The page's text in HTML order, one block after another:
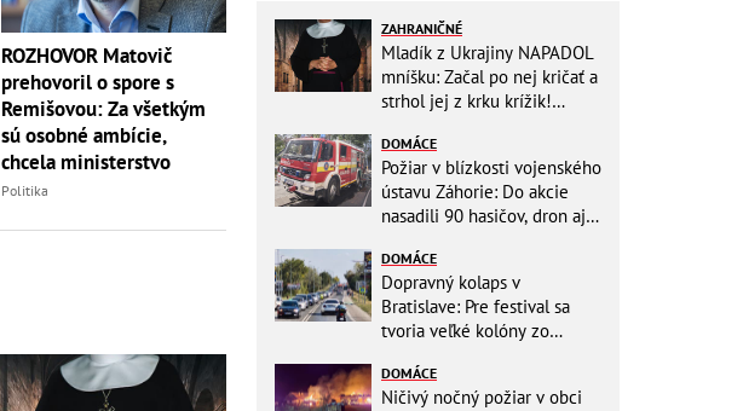
ROZHOVOR Matovič
prehovoril o spore s
Remišovou: Za všetkým
sú osobné ambície,
chcela ministerstvo
Politika
ZAHRANIČNÉ
Mladík z Ukrajiny NAPADOL
mníšku: Začal po nej kričať a
strhol jej z krku krížik!
niečo iné
DOMÁCE
Požiar v blízkosti vojenského
ústavu Záhorie: Do akcie
nasadili 90 hasičov, dron aj
DOMÁCE
Dopravný kolaps v
Bratislave: Pre festival sa
tvoria veľké kolóny zo
DOMÁCE
Ničivý nočný požiar v obci